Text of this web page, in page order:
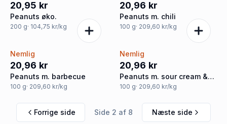
20,95 kr
Peanuts øko.
200 g· 104,75 kr/kg
20,96 kr
Peanuts m. chili
100 g· 209,60 kr/kg
Nemlig
20,96 kr
Peanuts m. barbecue
100 g· 209,60 kr/kg
Nemlig
20,96 kr
Peanuts m. sour cream &
onion
100 g· 209,60 kr/kg
Forrige side Side 2 af 8 Næste side